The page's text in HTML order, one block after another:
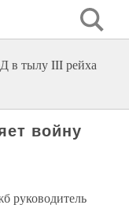
в тылу III рейха
войну
руководитель